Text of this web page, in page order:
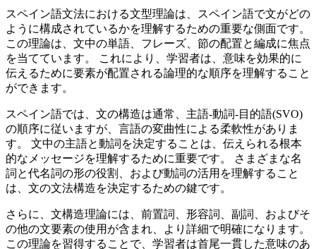
スペイン語文法における文型理論は、スペイン語で文がどの
ように構成されているかを理解するための重要な側面です。
この理論は、文中の単語、フレーズ、節の配置と編成に焦点
を当てています。 これにより、学習者は、意味を効果的に
伝えるために要素が配置される論理的な順序を理解すること
ができます。
スペイン語では、文の構造は通常、主語-動詞-目的語(SVO)
の順序に従いますが、言語の変曲性による柔軟性がありま
す。 文中の主語と動詞を決定することは、伝えられる根本
的なメッセージを理解するために重要です。 さまざまな名
詞と代名詞の形の役割、および動詞の活用を理解すること
は、文の文法構造を決定するための鍵です。
さらに、文構造理論には、前置詞、形容詞、副詞、およびそ
の他の文要素の使用が含まれ、より詳細で明確になります。
この理論を習得することで、学習者は首尾一貫した意味のあ